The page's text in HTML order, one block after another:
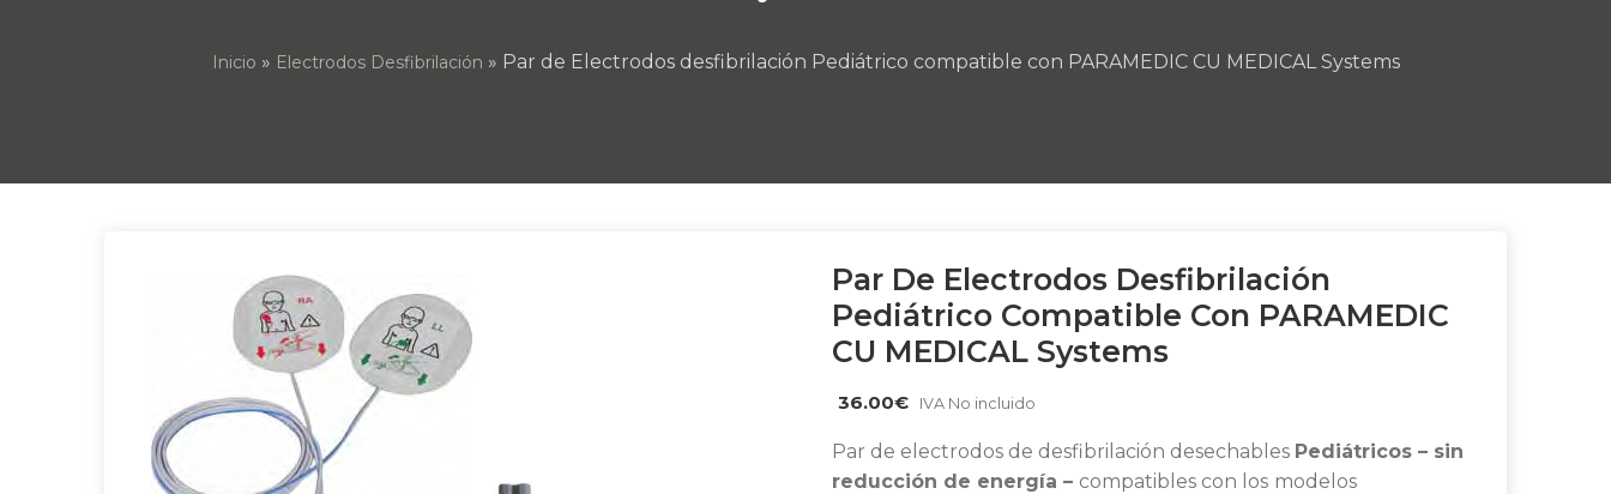
Inicio » Electrodos Desfibrilación » Par de Electrodos desfibrilación Pediátrico compatible con PARAMEDIC CU MEDICAL Systems
Par De Electrodos Desfibrilación
Pediátrico Compatible Con PARAMEDIC
CU MEDICAL Systems
36.00€ IVA No incluido
Par de electrodos de desfibrilación desechables Pediátricos – sin
reducción de energía – compatibles con los modelos